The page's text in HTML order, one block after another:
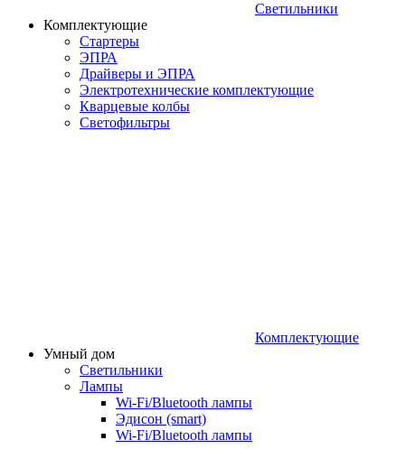
Светильники
Комплектующие
Стартеры
ЭПРА
Драйверы и ЭПРА
Электротехнические комплектующие
Кварцевые колбы
Светофильтры
Комплектующие
Умный дом
Светильники
Лампы
Wi‑Fi/Bluetooth лампы
Эдисон (smart)
Wi-Fi/Bluetooth лампы